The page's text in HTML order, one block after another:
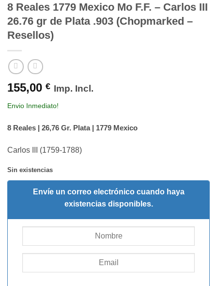
8 Reales 1779 Mexico Mo F.F. – Carlos III
26.76 gr de Plata .903 (Chopmarked –
Resellos)
155,00 € Imp. Incl.
Envio Inmediato!
8 Reales | 26,76 Gr. Plata | 1779 Mexico
Carlos III (1759-1788)
Sin existencias
Envíe un correo electrónico cuando haya
existencias disponibles.